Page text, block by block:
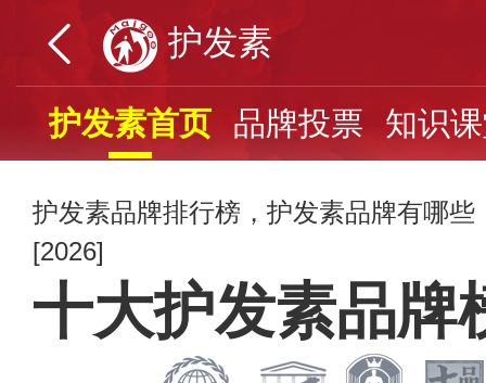
护发素
护发素首页 品牌投票 知识
护发素品牌排行榜，护发素品牌有哪
[2026]
十大护发素品牌